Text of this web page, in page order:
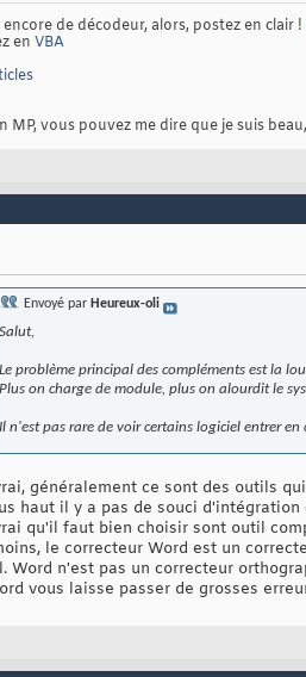
encore de décodeur, alors, postez en clair !
en VBA
MP, vous pouvez me dire que je suis
Envoyé par Heureux-oli
Salut,
Le problème principal des compléments est la
Plus on charge de module, plus on alourdit le
Il n'est pas rare de voir certains logiciel entrer
généralement ce sont des outils
haut il y a pas de souci
qu'il faut bien choisir sont outil
le correcteur Word est un
Word n'est pas un correcteur
vous laisse passer de grosses